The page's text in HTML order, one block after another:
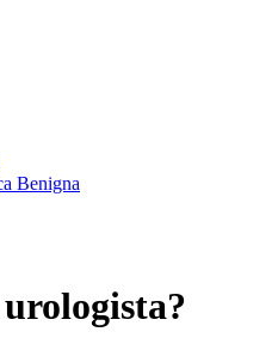
Benigna